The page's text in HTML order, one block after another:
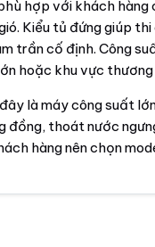
hợp với khách hàng
Kiểu tủ đứng giúp
trần cố định. Công
hoặc khu vực
là máy công suất
đồng, thoát nước
hàng nên chọn